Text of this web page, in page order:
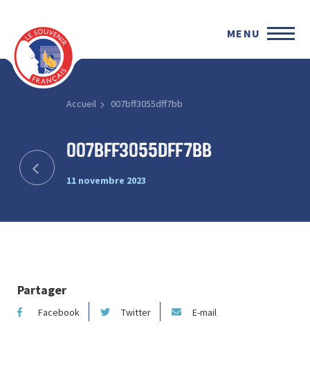
MENU
Accueil 007bff3055dff7bb
007bff3055dff7bb
11 novembre 2023
Partager
Facebook Twitter E-mail